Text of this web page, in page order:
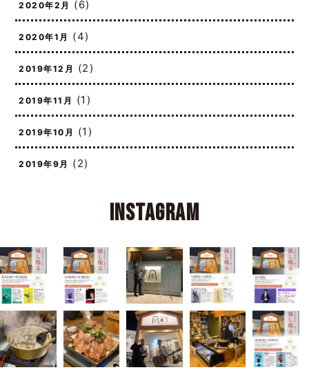
2020年2月(6)
2020年1月(4)
2019年12月(2)
2019年11月(1)
2019年10月(1)
Instagram